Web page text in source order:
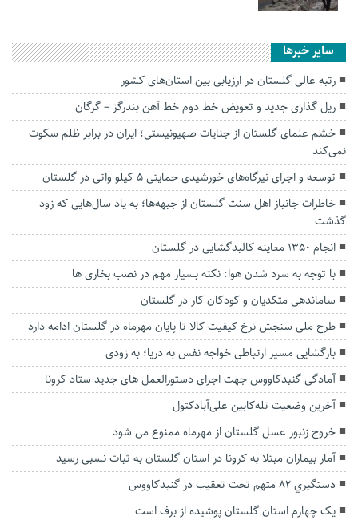
سایر خبرها
رتبه عالی گلستان در ارزیابی بین استان‌های کشور
ریل گذاری جدید و تعویض خط دوم خط آهن بندرگز – گرگان
خشم علمای گلستان از جنایات صهیونیستی؛ ایران در برابر ظلم سکوت
نمی‌کند
توسعه و اجرای نیرگاه‌های خورشیدی حمایتی ۵ کیلو واتی در گلستان
خاطرات جانباز اهل سنت گلستان از جبهه‌ها؛ به یاد سال‌هایی که زود
گذشت
انجام ۱۳۵۰ معاینه کالبدگشایی در گلستان
با توجه به سرد شدن هوا: نکته بسیار مهم در نصب بخاری ها
ساماندهی متکدیان و کودکان کار در گلستان
طرح ملی سنجش نرخ کیفیت کالا تا پایان مهرماه در گلستان ادامه دارد
بازگشایی مسیر ارتباطی خواجه نفس به دریا؛ به زودی
آمادگی گنبدکاووس جهت اجرای دستورالعمل های جدید ستاد کرونا
آخرین وضعیت تله‌کابین علی‌آبادکتول
خروج زنبور عسل گلستان از مهرماه ممنوع می شود
آمار بیماران مبتلا به کرونا در استان گلستان به ثبات نسبی رسید
دستگيري 82 متهم تحت تعقيب در گنبدكاووس
یک چهارم استان گلستان پوشیده از برف است